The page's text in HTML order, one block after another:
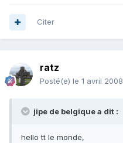
Citer
ratz
Posté(e) le 1 avril 2008
jipe de belgique a dit :
hello tt le monde,